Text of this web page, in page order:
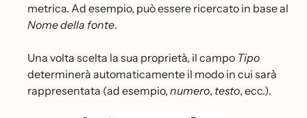
metrica. Ad esempio, può essere ricercato in base al
Nome della fonte.
Una volta scelta la sua proprietà, il campo Tipo
determinerà automaticamente il modo in cui sarà
rappresentata (ad esempio, numero, testo, ecc.).